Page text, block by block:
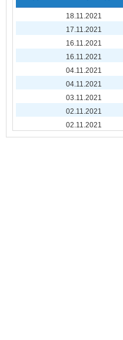
18.11.2021
17.11.2021
16.11.2021
16.11.2021
04.11.2021
04.11.2021
03.11.2021
02.11.2021
02.11.2021